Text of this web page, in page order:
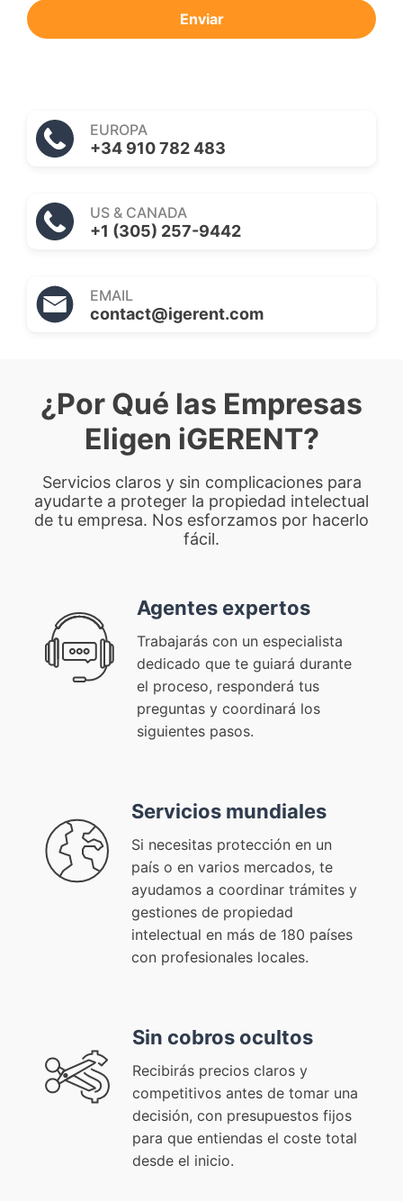
Enviar
EUROPA
+34 910 782 483
US & CANADA
+1 (305) 257-9442
EMAIL
contact@igerent.com
¿Por Qué las Empresas
Eligen iGERENT?
Servicios claros y sin complicaciones para
ayudarte a proteger la propiedad intelectual
de tu empresa. Nos esforzamos por hacerlo
fácil.
Agentes expertos
Trabajarás con un especialista
dedicado que te guiará durante
el proceso, responderá tus
preguntas y coordinará los
siguientes pasos.
Servicios mundiales
Si necesitas protección en un
país o en varios mercados, te
ayudamos a coordinar trámites y
gestiones de propiedad
intelectual en más de 180 países
con profesionales locales.
Sin cobros ocultos
Recibirás precios claros y
competitivos antes de tomar una
decisión, con presupuestos fijos
para que entiendas el coste total
desde el inicio.